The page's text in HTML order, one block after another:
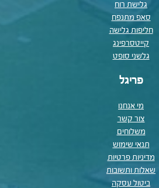
גלישת רוח
סאפ מתנפח
חליפות גלישה
קייטסרפינג
גלשני סופט
פריגל
מי אנחנו
צור קשר
משלוחים
תנאי שימוש
מדיניות פרטיות
שאלות ותשובות
ביטול עסקה